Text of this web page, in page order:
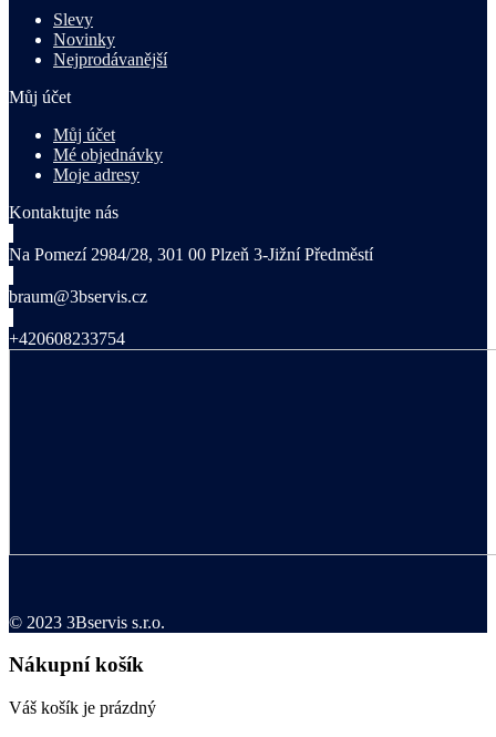
Slevy
Novinky
Nejprodávanější
Můj účet
Můj účet
Mé objednávky
Moje adresy
Kontaktujte nás
Na Pomezí 2984/28, 301 00 Plzeň 3-Jižní Předměstí
braum@3bservis.cz
+420608233754
© 2023 3Bservis s.r.o.
Nákupní košík
Váš košík je prázdný